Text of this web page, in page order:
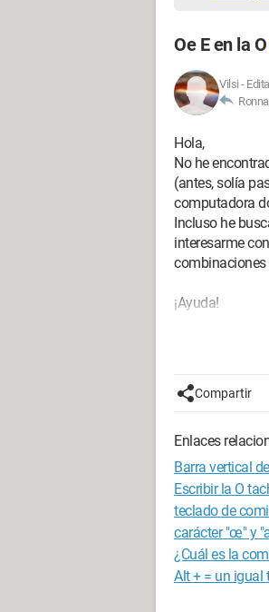
Oe E en la O
Vilsi -
Hola,
No he
(antes, solía
computadora
Incluso he
interesarme
combinaciones
¡Ayuda!
Compartir
Enlaces
Barra vertical
Escribir la O
teclado de
carácter "œ" y
¿Cuál es la
Alt + = un igual